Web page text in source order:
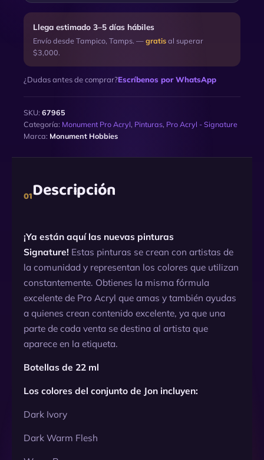
Llega estimado 3–5 días hábiles
Envío desde Tampico, Tamps. —gratisal superar
$3,000.
¿Dudas antes de comprar?Escríbenos por WhatsApp
SKU: 67965
Categoría: Monument Pro Acryl, Pinturas, Pro Acryl - Signature
Marca: Monument Hobbies
01Descripción
¡Ya están aquí las nuevas pinturas
Signature! Estas pinturas se crean con artistas de
la comunidad y representan los colores que utilizan
constantemente. Obtienes la misma fórmula
excelente de Pro Acryl que amas y también ayudas
a quienes crean contenido excelente, ya que una
parte de cada venta se destina al artista que
aparece en la etiqueta.
Botellas de 22 ml
Los colores del conjunto de Jon incluyen:
Dark Ivory
Dark Warm Flesh